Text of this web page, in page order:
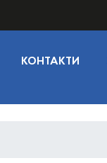
КОНТАКТИ